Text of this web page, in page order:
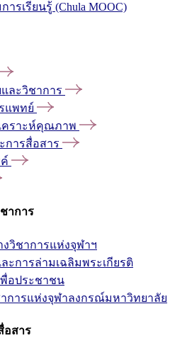
รเรียนรู้ (Chula MOOC)
ละวิชาการ
แพทย์
คราะห์คุณภาพ
การสื่อสาร
าการ
วิชาการแห่งจุฬาฯ
ะการล่ามเฉลิมพระเกียรติ
อประชาชน
การแห่งจุฬาลงกรณ์มหาวิทยาลัย
อสาร